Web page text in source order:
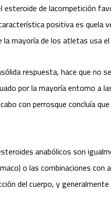
de lacompetición
positiva es quela
mayoría de los atletas usa
respuesta, hace que no
por la mayoría entorno a
con perrosque concluía
anabólicos son
o las combinaciones
del cuerpo, y